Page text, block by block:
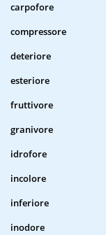
carpofore
compressore
deteriore
esteriore
fruttivore
granivore
idrofore
incolore
inferiore
inodore